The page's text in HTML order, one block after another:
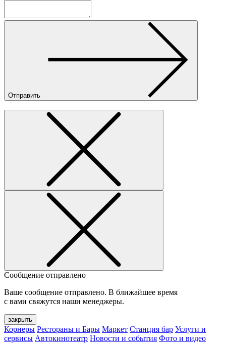
Отправить
Сообщение отправлено
Ваше сообщение отправлено. В ближайшее время
с вами свяжутся наши менеджеры.
закрыть
Корнеры Рестораны и Бары Маркет Станция бар Услуги и
сервисы Автокинотеатр Новости и события Фото и видео